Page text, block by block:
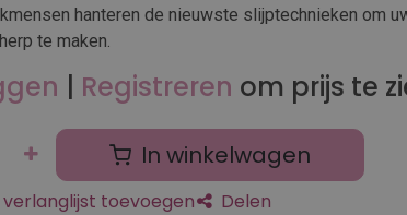
hanteren de nieuwste slijptechnieken om
te maken.
| Registreren om prijs te
In winkelwagen
verlanglijst toevoegen Delen